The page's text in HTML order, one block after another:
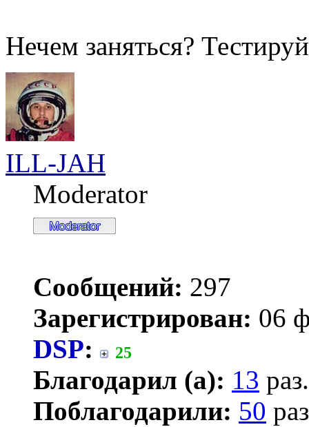
Нечем заняться?
ILL-JAH
Moderator
Сообщений: 297
Зарегистрирован: 06
DSP: 25
Благодарил (а): 13 раз.
Поблагодарили: 50